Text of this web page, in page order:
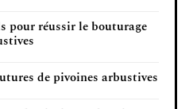
pour réussir le bouturage
de pivoines arbustives